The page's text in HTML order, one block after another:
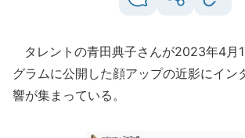
タレントの青田典子さんが2023年4月
グラムに公開した顔アップの近影にイン
響が集まっている。